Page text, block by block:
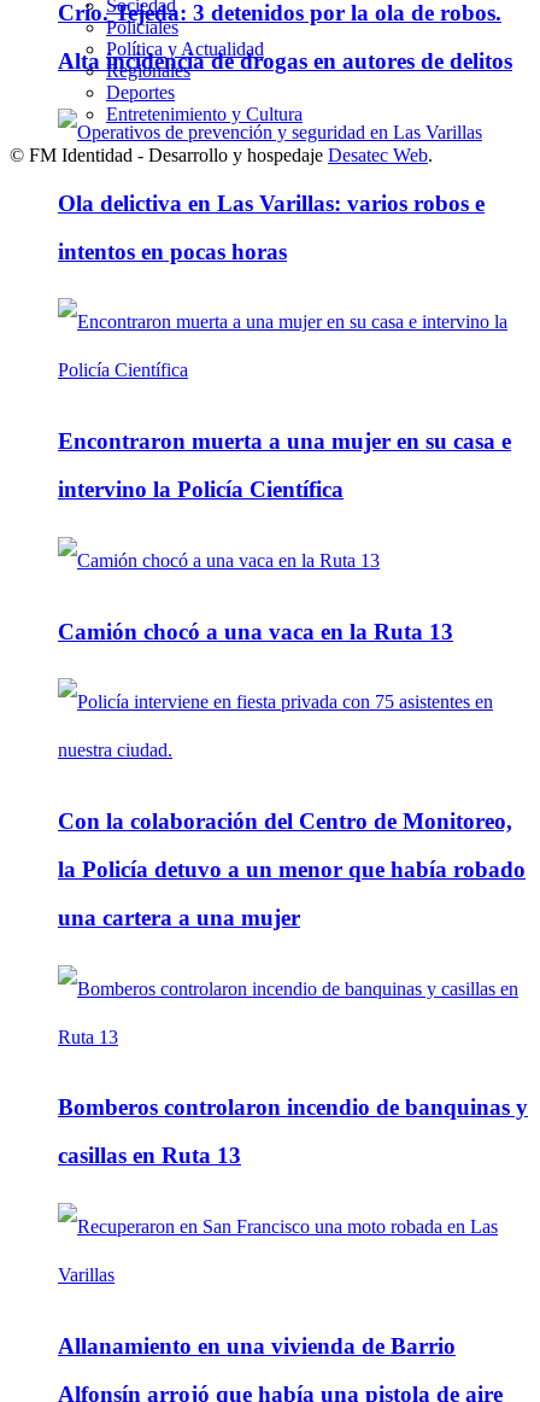
Crio. Tejeda: 3 detenidos por la ola de robos.
Alta incidencia de drogas en autores de delitos
Ola delictiva en Las Varillas: varios robos e
intentos en pocas horas
Encontraron muerta a una mujer en su casa e
intervino la Policía Científica
Camión chocó a una vaca en la Ruta 13
Con la colaboración del Centro de Monitoreo,
la Policía detuvo a un menor que había robado
una cartera a una mujer
Bomberos controlaron incendio de banquinas y
casillas en Ruta 13
Allanamiento en una vivienda de Barrio
Alfonsín arrojó que había una pistola de aire
Sociedad
Policiales
Política y Actualidad
Regionales
Deportes
Entretenimiento y Cultura
© FM Identidad - Desarrollo y hospedaje Desatec Web.